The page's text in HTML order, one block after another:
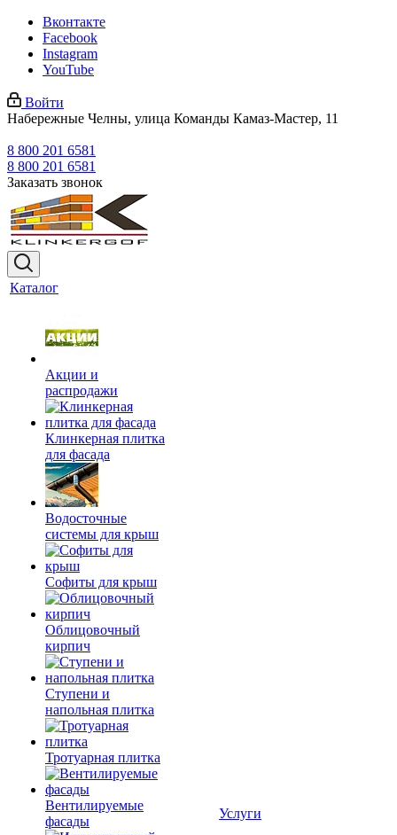
Вконтакте
Facebook
Instagram
YouTube
Войти
Набережные Челны, улица Команды Камаз-Мастер, 11
8 800 201 6581
8 800 201 6581
Заказать звонок
Каталог
Акции и
распродажи
Клинкерная плитка
для фасада
Водосточные
системы для крыш
Софиты для крыш
Облицовочный
кирпич
Ступени и
напольная плитка
Тротуарная плитка
Вентилируемые
фасады
Услуги